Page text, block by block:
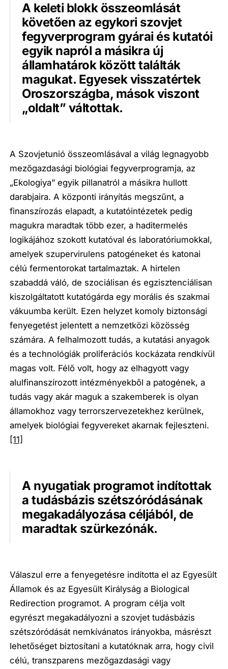
A keleti blokk összeomlását
követően az egykori szovjet
fegyverprogram gyárai és kutatói
egyik napról a másikra új
államhatárok között találták
magukat. Egyesek visszatértek
Oroszországba, mások viszont
„oldalt” váltottak.
A Szovjetunió összeomlásával a világ legnagyobb
mezőgazdasági biológiai fegyverprogramja, az
„Ekologiya” egyik pillanatról a másikra hullott
darabjaira. A központi irányítás megszűnt, a
finanszírozás elapadt, a kutatóintézetek pedig
magukra maradtak több ezer, a haditermelés
logikájához szokott kutatóval és laboratóriumokkal,
amelyek szupervirulens patogéneket és katonai
célú fermentorokat tartalmaztak. A hirtelen
szabaddá váló, de szociálisan és egzisztenciálisan
kiszolgáltatott kutatógárda egy morális és szakmai
vákuumba került. Ezen helyzet komoly biztonsági
fenyegetést jelentett a nemzetközi közösség
számára. A felhalmozott tudás, a kutatási anyagok
és a technológiák proliferációs kockázata rendkívül
magas volt. Félő volt, hogy az elhagyott vagy
alulfinanszírozott intézményekből a patogének, a
tudás vagy akár maguk a szakemberek is olyan
államokhoz vagy terrorszervezetekhez kerülnek,
amelyek biológiai fegyvereket akarnak fejleszteni.
[11]
A nyugatiak programot indítottak
a tudásbázis szétszóródásának
megakadályozása céljából, de
maradtak szürkezónák.
Válaszul erre a fenyegetésre indította el az Egyesült
Államok és az Egyesült Királyság a Biological
Redirection programot. A program célja volt
egyrészt megakadályozni a szovjet tudásbázis
szétszóródását nemkívánatos irányokba, másrészt
lehetőséget biztosítani a kutatóknak arra, hogy civil
célú, transzparens mezőgazdasági vagy